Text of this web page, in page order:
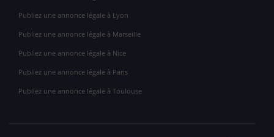
Publiez une annonce légale à Lyon
Publiez une annonce légale à Marseille
Publiez une annonce légale à Nice
Publiez une annonce légale à Paris
Publiez une annonce légale à Toulouse